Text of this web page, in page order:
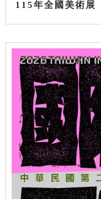
115年全國美術展